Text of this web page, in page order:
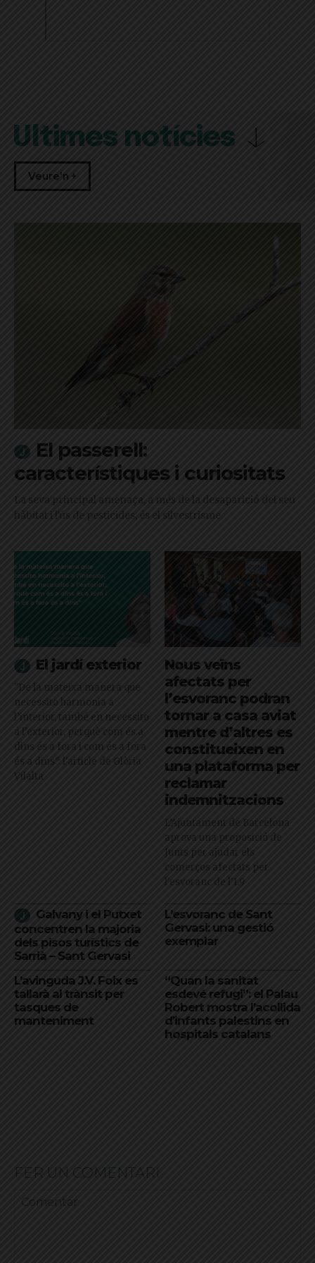
Últimes notícies
Veure'n +
El passerell:
característiques i curiositats
La seva principal amenaça, a més de la desaparició del seu
hàbitat i l'ús de pesticides, és el silvestrisme
El jardí exterior
"De la mateixa manera que
necessito harmonia a
l’interior, també en necessito
a l’exterior, perquè com és a
dins és a fora i com és a fora
és a dins": l'article de Glòria
Vilalta
Nous veïns
afectats per
l’esvoranc podran
tornar a casa aviat
mentre d’altres es
constitueixen en
una plataforma per
reclamar
indemnitzacions
L’Ajuntament de Barcelona
aprova una proposició de
Junts per ajudar els
comerços afectats per
l'esvoranc de l'L9
Galvany i el Putxet
concentren la majoria
dels pisos turístics de
Sarrià – Sant Gervasi
L’esvoranc de Sant
Gervasi: una gestió
exemplar
L’avinguda J.V. Foix es
tallarà al trànsit per
tasques de
manteniment
“Quan la sanitat
esdevé refugi”: el Palau
Robert mostra l’acollida
d’infants palestins en
hospitals catalans
FER UN COMENTARI